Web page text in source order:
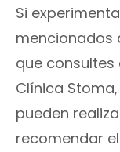
Si
mencionados
que consultes
Clínica
pueden
recomendar